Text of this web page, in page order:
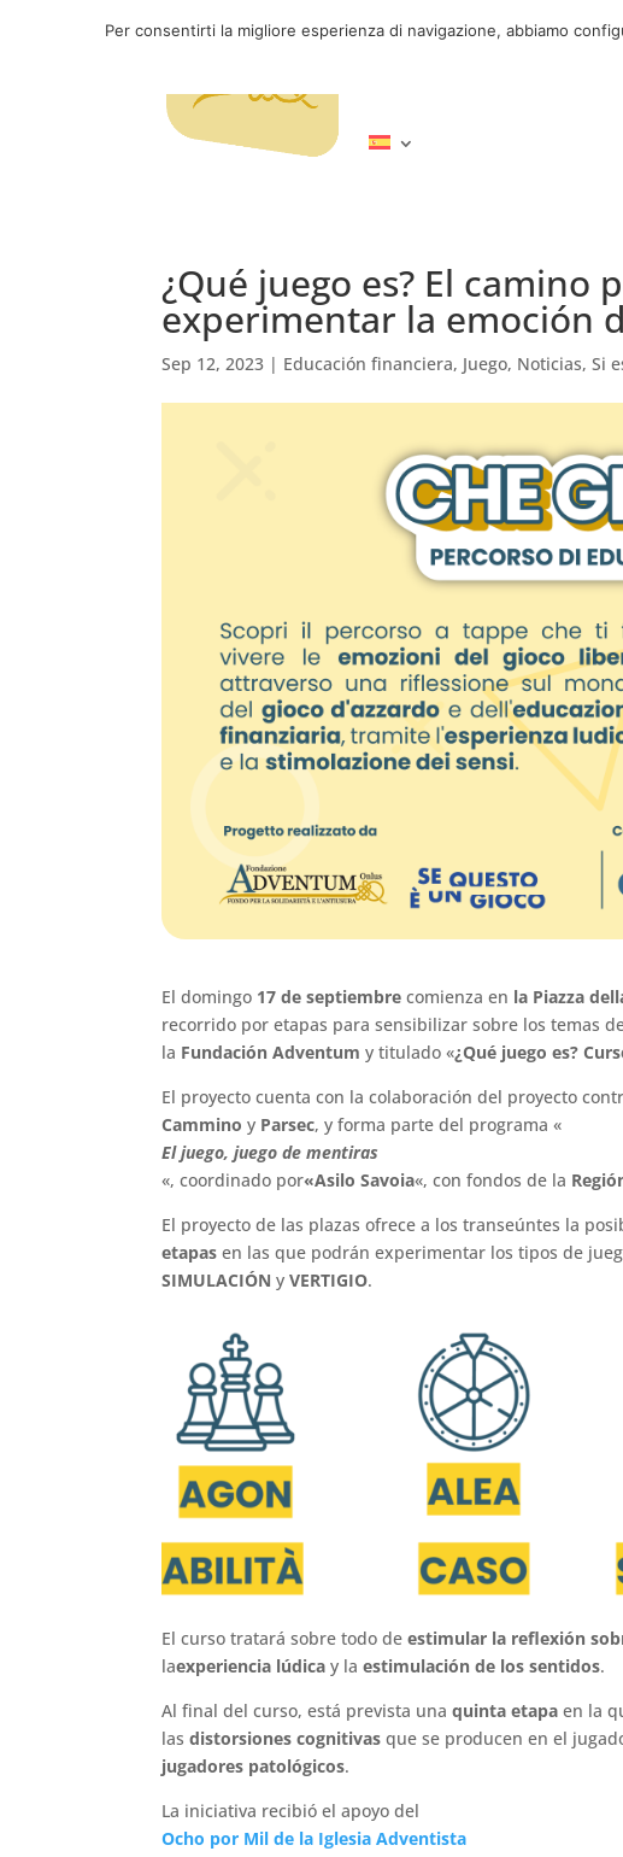
¿Qué juego es? El camino
experimentar la emoción
Sep 12, 2023 | Educación financiera, Juego, Noticias,Si
El domingo 17 de septiembre comienza en la Piazza
recorrido por etapas para sensibilizar sobre los temas
la Fundación Adventum y titulado «¿Qué juego es?
El proyecto cuenta con la colaboración del proyecto
Cammino y Parsec, y forma parte del programa «
El juego, juego de mentiras
«, coordinado por«Asilo Savoia«, con fondos de la
El proyecto de las plazas ofrece a los transeúntes la
etapas en las que podrán experimentar los tipos de
SIMULACIÓN yVERTIGIO.
El curso tratará sobre todo deestimular la reflexión
laexperiencia lúdica y laestimulación de los sentidos.
Al final del curso, está prevista unaquinta etapa en la
lasdistorsiones cognitivas que se producen en el
jugadores patológicos.
La iniciativa recibió el apoyo del
Ocho por Mil de la Iglesia Adventista
Per consentirti la migliore esperienza di navigazione, abbiamo